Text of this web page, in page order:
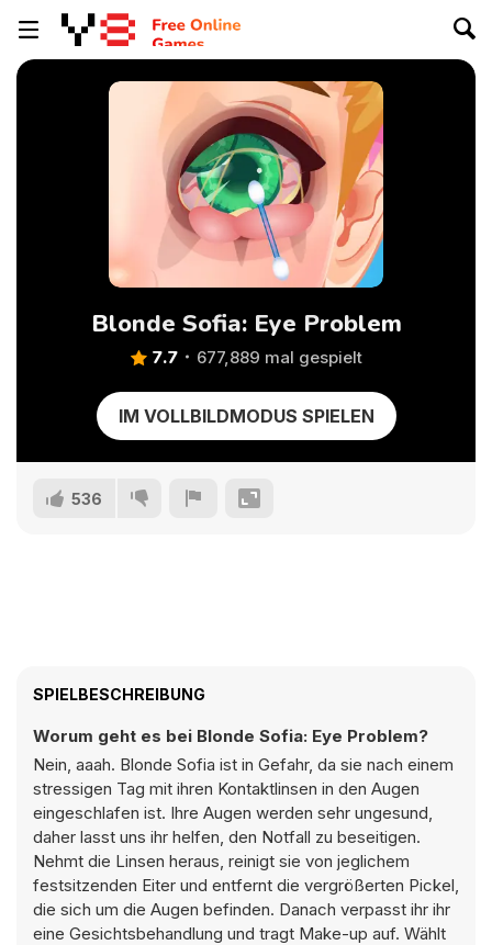
Blonde Sofia: Eye Problem
7.7 677,889 mal gespielt
IM VOLLBILDMODUS SPIELEN
536
SPIELBESCHREIBUNG
Worum geht es bei Blonde Sofia: Eye Problem?
Nein, aaah. Blonde Sofia ist in Gefahr, da sie nach einem
stressigen Tag mit ihren Kontaktlinsen in den Augen
eingeschlafen ist. Ihre Augen werden sehr ungesund,
daher lasst uns ihr helfen, den Notfall zu beseitigen.
Nehmt die Linsen heraus, reinigt sie von jeglichem
festsitzenden Eiter und entfernt die vergrößerten Pickel,
die sich um die Augen befinden. Danach verpasst ihr ihr
eine Gesichtsbehandlung und tragt Make-up auf. Wählt